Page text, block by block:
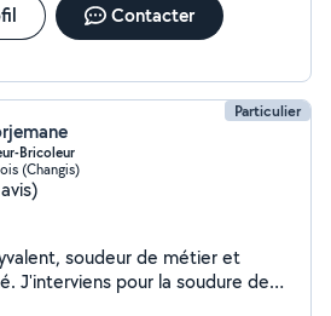
Contacter
Particulier
Bricoleur
(Changis)
soudeur de métier et
J'interviens pour la soudure de